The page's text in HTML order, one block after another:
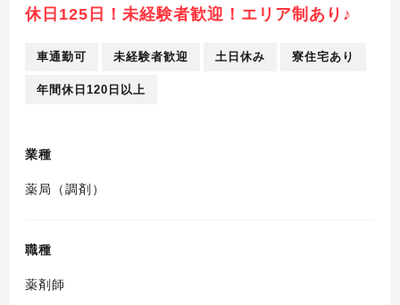
休日125日！未経験者歓迎！エリア制あり♪
車通勤可 未経験者歓迎 土日休み 寮住宅あり
年間休日120日以上
業種
薬局（調剤）
職種
薬剤師